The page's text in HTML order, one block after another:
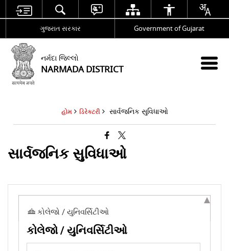
ગુજરાત સરકાર Government of Gujarat
નર્મદા જિલ્લો
NARMADA DISTRICT
હોમ ડિરેક્ટરી સાર્વજનિક સુવિધાઓ
સાર્વજનિક સુવિધાઓ
કોલેજો / યુનિવર્સિટીઓ
કોલેજો / યુનિવર્સિટીઓ